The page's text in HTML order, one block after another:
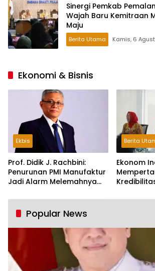
Sinergi Pemkab
Wajah Baru Kemitraan
Maju
Berita Utama Kamis, 6
Ekonomi & Bisnis
Ekbis
Prof. Didik J. Rachbini:
Penurunan PMI Manufaktur
Jadi Alarm Melemahnya
Berita
Ekonom
Tumbuh
Popular News